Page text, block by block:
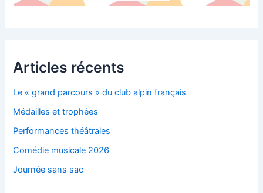
Articles récents
Le « grand parcours » du club alpin français
Médailles et trophées
Performances théâtrales
Comédie musicale 2026
Journée sans sac